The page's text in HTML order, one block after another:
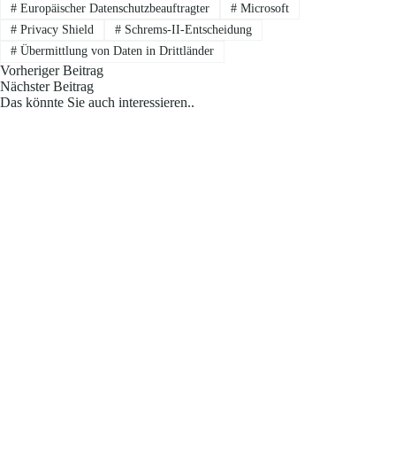
#Europäischer Datenschutzbeauftragter #Microsoft
#Privacy Shield #Schrems-II-Entscheidung
#Übermittlung von Daten in Drittländer
VorherigerBeitrag
NächsterBeitrag
Das könnte Sie auch interessieren..